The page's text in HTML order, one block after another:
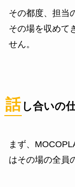
その都度、担当
その場を収めて
せん。
話 し合いの
まず、
はその場の全員